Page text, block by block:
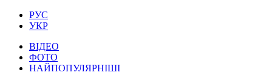
РУС
УКР
ВІДЕО
ФОТО
НАЙПОПУЛЯРНІШІ